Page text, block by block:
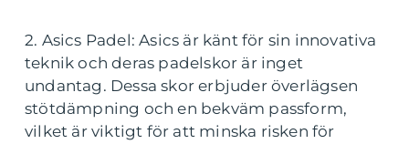
2. Asics Padel: Asics är känt för sin innovativa
teknik och deras padelskor är inget
undantag. Dessa skor erbjuder överlägsen
stötdämpning och en bekväm passform,
vilket är viktigt för att minska risken för